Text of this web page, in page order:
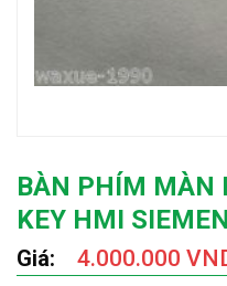
BÀN PHÍM
KEY HMI
Giá: 4.000.000